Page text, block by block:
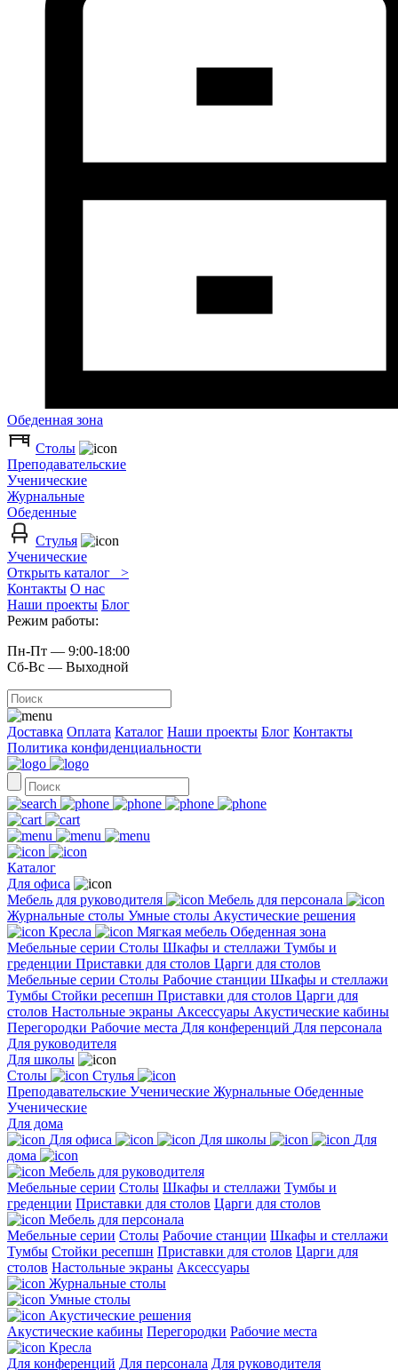
Обеденная зона
Столы
Преподавательские
Ученические
Журнальные
Обеденные
Стулья
Ученические
Открыть каталог >
Контакты О нас
Наши проекты Блог
Режим работы:
Пн-Пт — 9:00-18:00
Сб-Вс — Выходной
Доставка Оплата Каталог Наши проекты Блог Контакты
Политика конфиденциальности
Каталог
Для офиса
Мебель для руководителя
Мебель для персонала
Журнальные столы Умные столы Акустические решения
Кресла
Мягкая мебель Обеденная зона
Мебельные серии Столы Шкафы и стеллажи Тумбы и
греденции Приставки для столов Царги для столов
Мебельные серии Столы Рабочие станции Шкафы и стеллажи
Тумбы Стойки ресепшн Приставки для столов Царги для
столов Настольные экраны Аксессуары Акустические кабины
Перегородки Рабочие места Для конференций Для персонала
Для руководителя
Для школы
Столы
Стулья
Преподавательские Ученические Журнальные Обеденные
Ученические
Для дома
Для офиса
Для школы
Для
дома
Мебель для руководителя
Мебельные серии Столы Шкафы и стеллажи Тумбы и
греденции Приставки для столов Царги для столов
Мебель для персонала
Мебельные серии Столы Рабочие станции Шкафы и стеллажи
Тумбы Стойки ресепшн Приставки для столов Царги для
столов Настольные экраны Аксессуары
Журнальные столы
Умные столы
Акустические решения
Акустические кабины Перегородки Рабочие места
Кресла
Для конференций Для персонала Для руководителя